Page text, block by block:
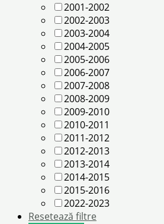
2001-2002
2002-2003
2003-2004
2004-2005
2005-2006
2006-2007
2007-2008
2008-2009
2009-2010
2010-2011
2011-2012
2012-2013
2013-2014
2014-2015
2015-2016
2022-2023
Resetează filtre